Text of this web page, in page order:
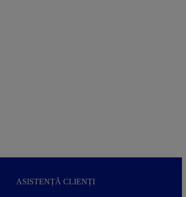
ASISTENȚĂ CLIENȚI